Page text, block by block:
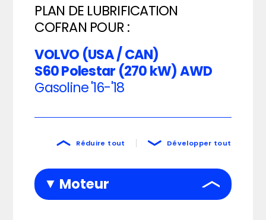
PLAN DE LUBRIFICATION
COFRAN POUR :
VOLVO (USA / CAN)
S60 Polestar (270 kW) AWD
Gasoline'16-'18
Réduire tout Développer tout
Moteur